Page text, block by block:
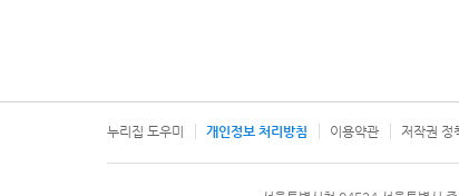
누리집 도우미 개인정보 처리방침 이용약관 저작권 정